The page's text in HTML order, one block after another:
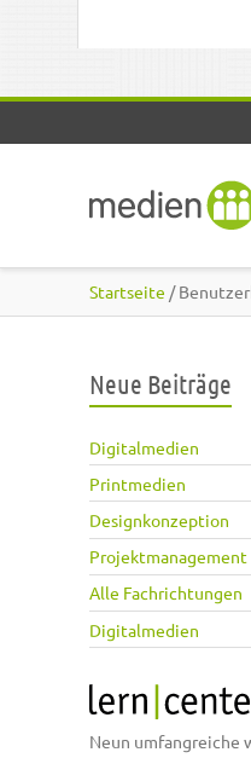
Startseite /
Neue Beiträge
Digitalmedien
Printmedien
Designkonzeption
Projektmanagement
Alle Fachrichtungen
Digitalmedien
Neun umfangreiche